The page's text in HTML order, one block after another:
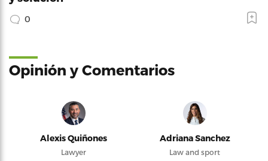
0
Opinión y Comentarios
Alexis Quiñones
Lawyer
Adriana Sanchez
Law and sport